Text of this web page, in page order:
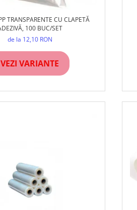
TRANSPARENTE CU CLAPETĂ
100 BUC/SET
de la 12,10 RON
VEZI VARIANTE